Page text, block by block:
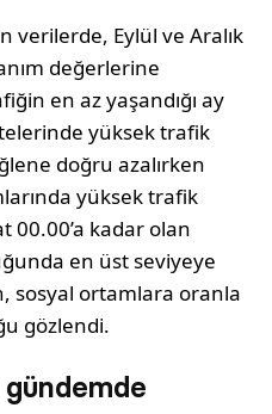
verilerde, Eylül ve Aralık
değerlerine
en az yaşandığı ay
yüksek trafik
doğru azalırken
yüksek trafik
00.00’a kadar olan
en üst seviyeye
sosyal ortamlara oranla
gözlendi.
gündemde